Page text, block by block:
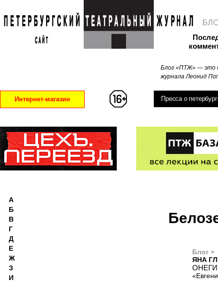
Блог «ПТЖ» — это
журнала Леонид
Интернет-магазин Пресса о
Блог »
ЯНА
А
Б
В
Г
Д
Е
Ж
З
И